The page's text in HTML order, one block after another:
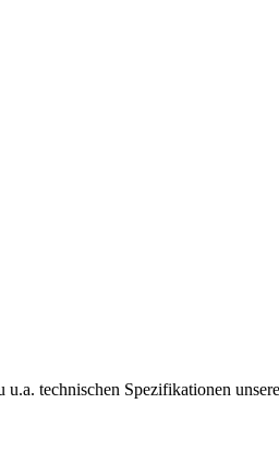
technischen Spezifikationen